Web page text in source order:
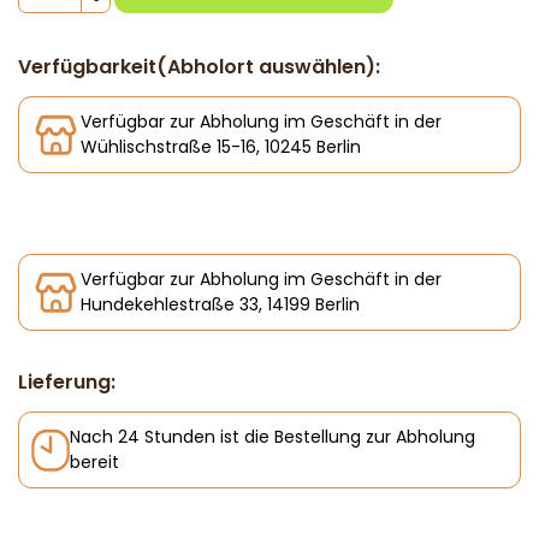
Verfügbarkeit(Abholort auswählen):
Verfügbar zur Abholung im Geschäft in der
Wühlischstraße 15-16, 10245 Berlin
Verfügbar zur Abholung im Geschäft in der
Hundekehlestraße 33, 14199 Berlin
Lieferung:
Nach 24 Stunden ist die Bestellung zur Abholung
bereit